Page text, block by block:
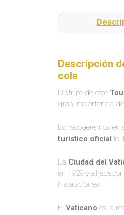
guide and we
Rome was
talking to him.
help in creating a
it!
Descripción
cola
Disfrute de este
gran importancia
Lo recogeremos en
turístico oficial lo
La Ciudad del
en 1929 y
instalaciones.
El Vaticano es la